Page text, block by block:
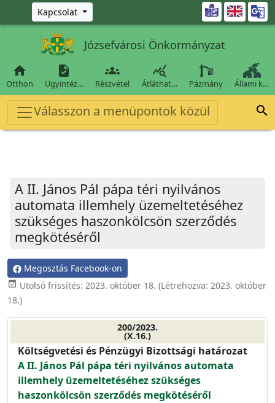
Ugrás a fő tartalomra
Kapcsolat 
Józsefvárosi Önkormányzat

Otthon

Ügyintéz…

Részvétel

Átláthat… Pázmány Állami k…
Válasszon a menüpontok közül 
A II. János Pál pápa téri nyilvános
automata illemhely üzemeltetéséhez
szükséges haszonkölcsön szerződés
megkötéséről
Megosztás Facebook-on
event_available Utolsó frissítés: 2023. október 18. (Létrehozva: 2023. október
18.)
200/2023.
(X.16.)
Költségvetési és Pénzügyi Bizottsági határozat
A II. János Pál pápa téri nyilvános automata
illemhely üzemeltetéséhez szükséges
haszonkölcsön szerződés megkötéséről